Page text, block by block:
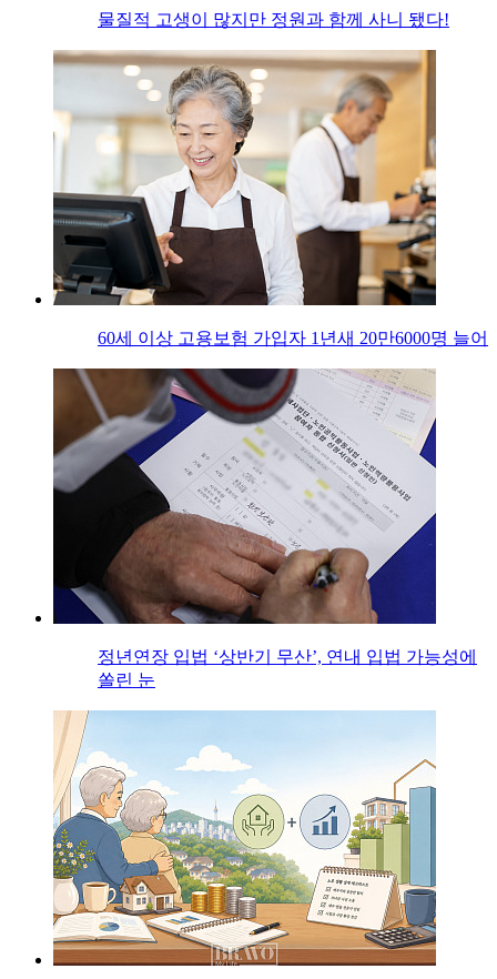
물질적 고생이 많지만 정원과 함께 사니 됐다!
60세 이상 고용보험 가입자 1년새 20만6000명 늘어
정년연장 입법 ‘상반기 무산’, 연내 입법 가능성에
쏠린 눈